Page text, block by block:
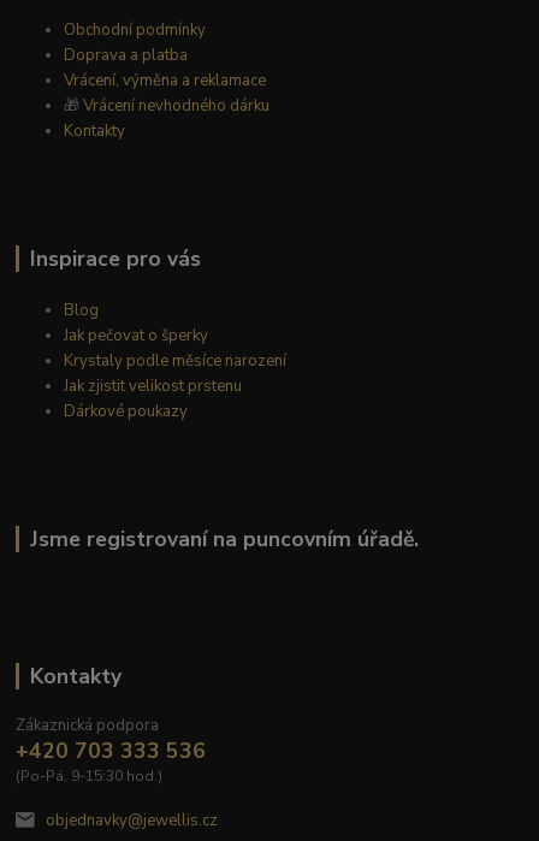
Obchodní podmínky
Doprava a platba
Vrácení, výměna a reklamace
🎁Vrácení nevhodného dárku
Kontakty
Inspirace pro vás
Blog
Jak pečovat o šperky
Krystaly podle měsíce narození
Jak zjistit velikost prstenu
Dárkové poukazy
Jsme registrovaní na puncovním úřadě.
Kontakty
Zákaznická podpora
+420 703 333 536
(Po-Pá, 9-15:30 hod.)
objednavky@jewellis.cz